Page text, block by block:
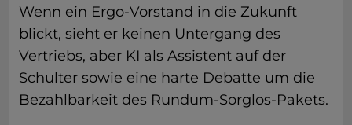
Wenn ein Ergo-Vorstand in die Zukunft
blickt, sieht er keinen Untergang des
Vertriebs, aber KI als Assistent auf der
Schulter sowie eine harte Debatte um die
Bezahlbarkeit des Rundum-Sorglos-Pakets.